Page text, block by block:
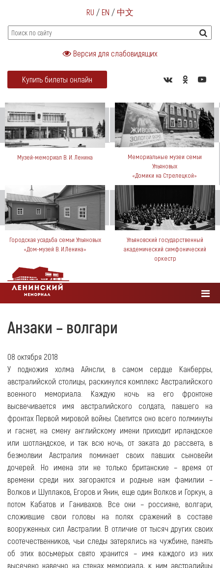
RU / EN / 中文
Версия для слабовидящих
Купить билеты онлайн
Музей-мемориал В. И. Ленина
Мемориальные музеи семьи
Ульяновых
«Домики на Стрелецкой»
Городская усадьба семьи Ульяновых
«Дом-музей В. И.Ленина»
Ульяновский государственный
академический симфонический
оркестр
Анзаки – волгари
08 октября 2018
У подножия холма Айнсли, в самом сердце Канберры,
австралийской столицы, раскинулся комплекс Австралийского
военного мемориала. Каждую ночь на его фронтоне
высвечивается имя австралийского солдата, павшего на
фронтах Первой мировой войны. Светится оно всего полминуты
и гаснет, на смену английскому имени приходит ирландское
или шотландское, и так всю ночь, от заката до рассвета, в
безмолвии Австралия поминает своих павших сыновейи
дочерей. Но имена эти не только британские – время от
времени среди них загораются и родные нам фамилии –
Волков и Шуплаков, Егоров и Янин, еще один Волков и Горкун, а
потом Кабатов и Ганивахов. Все они – россияне, волгари,
сложившие свои головы на полях сражений в составе
вооруженных сил Австралии. В отличие от тысяч других своих
соотечественников, чьи следы затерялись на чужбине, память
об этих восьмерых свято хранится – имя каждого из них
высечено навечно на стенах мемориала, к ним австралийцы